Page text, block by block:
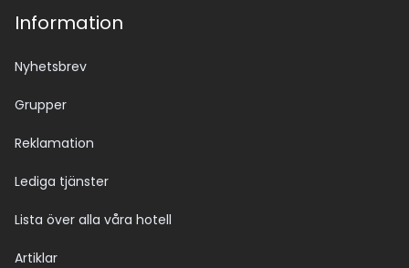
Information
Nyhetsbrev
Grupper
Reklamation
Lediga tjänster
Lista över alla våra hotell
Artiklar